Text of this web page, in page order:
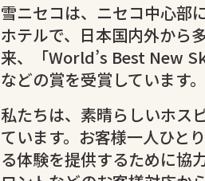
雪ニセコは、ニセコ中心部
ホテルで、日本国内外から
来、「World’s Best New
などの賞を受賞しています。
私たちは、素晴らしいホス
ています。お客様一人ひと
る体験を提供するために協